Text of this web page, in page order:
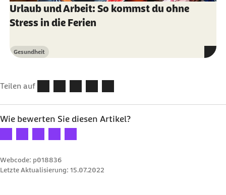
Urlaub und Arbeit: So kommst du ohne
Stress in die Ferien
Kategorie
Gesundheit
Teilen auf
Wie bewerten Sie diesen Artikel?
Ihre Bewertung: 1 Stern
Ihre Bewertung: 2 Sterne
Ihre Bewertung: 3 Sterne
Ihre Bewertung: 4 Sterne
Ihre Bewertung: 5 Sterne
Webcode: p018836
Letzte Aktualisierung: 15.07.2022